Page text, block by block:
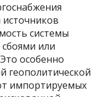
системы
или
особенно
геополитической
импортируемых